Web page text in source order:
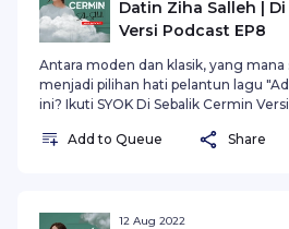
Datin Ziha Salleh |
Versi Podcast EP8
Antara moden dan klasik, yang mana
menjadi pilihan hati pelantun lagu
ini? Ikuti SYOK Di Sebalik Cermin
Add to Queue
Share
12 Aug 2022